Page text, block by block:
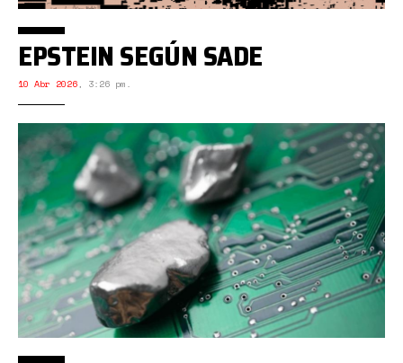
EPSTEIN SEGÚN SADE
10 Abr 2026, 3:26 pm.